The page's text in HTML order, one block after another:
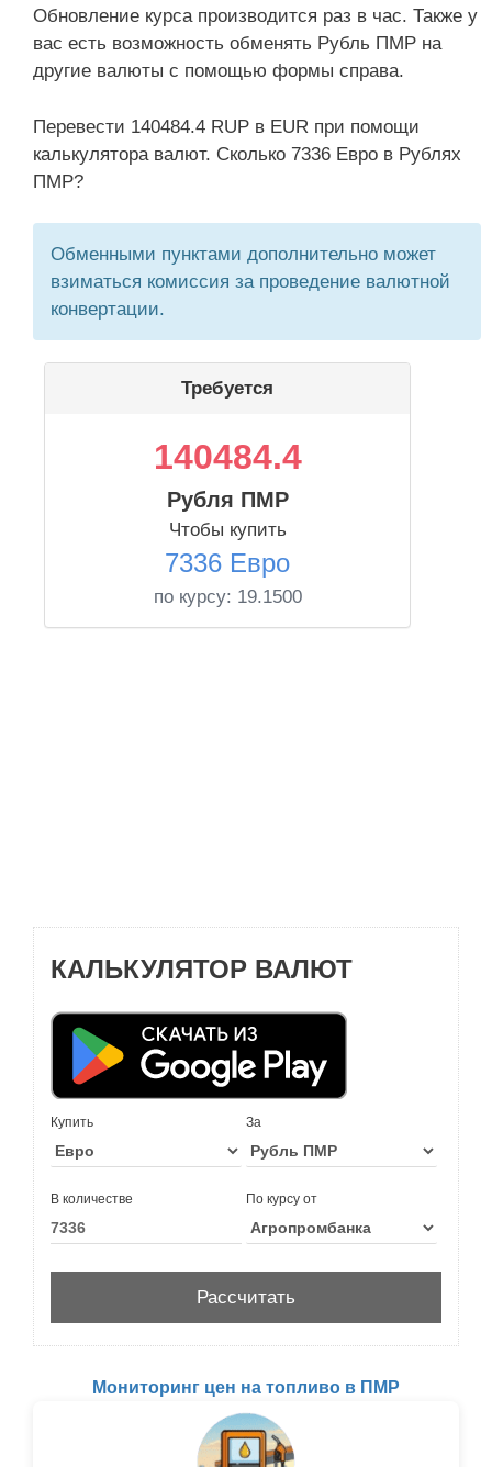
Обновление курса производится раз в час. Также у
вас есть возможность обменять Рубль ПМР на
другие валюты с помощью формы справа.
Перевести 140484.4 RUP в EUR при помощи
калькулятора валют. Сколько 7336 Евро в Рублях
ПМР?
Обменными пунктами дополнительно может
взиматься комиссия за проведение валютной
конвертации.
Требуется
140484.4
Рубля ПМР
Чтобы купить
7336 Евро
по курсу: 19.1500
КАЛЬКУЛЯТОР ВАЛЮТ
Купить За
В количестве По курсу от
Мониторинг цен на топливо в ПМР